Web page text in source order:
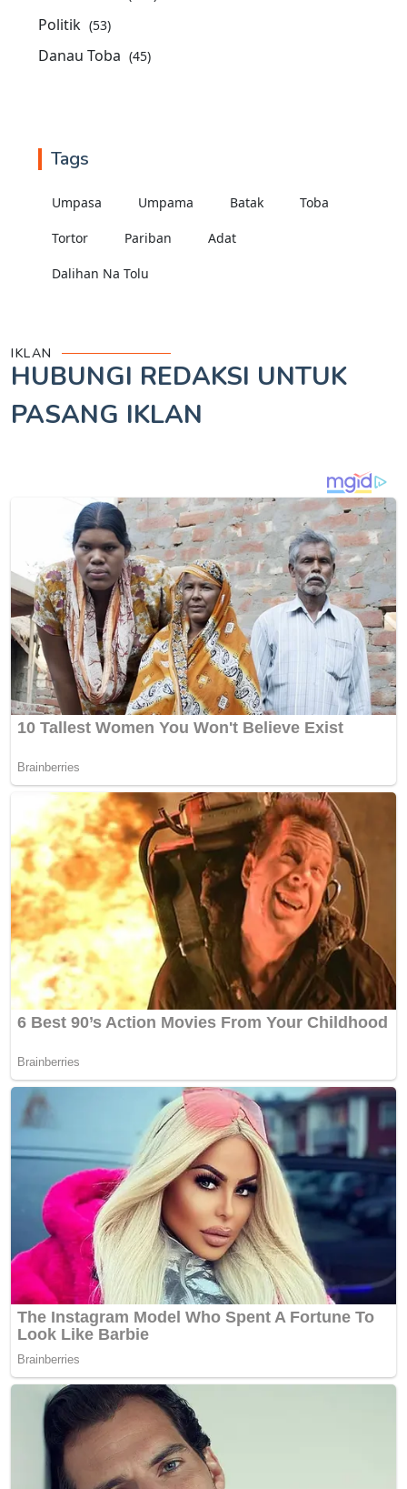
Politik (53)
Danau Toba (45)
Tags
Umpasa Umpama Batak Toba
Tortor Pariban Adat
Dalihan Na Tolu
IKLAN
HUBUNGI REDAKSI UNTUK
PASANG IKLAN